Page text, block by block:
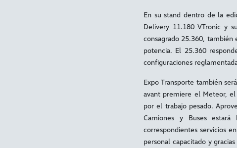
En su stand dentro de la
Delivery 11.180 VTronic y
consagrado 25.360, también
potencia. El 25.360
configuraciones
Expo Transporte también
avant premiere el Meteor,
por el trabajo pesado.
Camiones y Buses
correspondientes servicios
personal capacitado y